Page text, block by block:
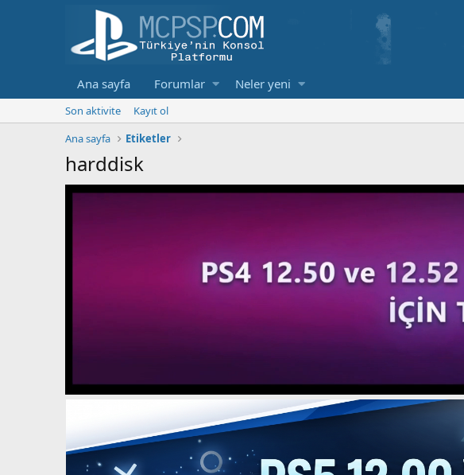
Ana sayfa Forumlar Neler yeni
Son aktivite
Kayıt ol
Ana sayfa
Etiketler
harddisk